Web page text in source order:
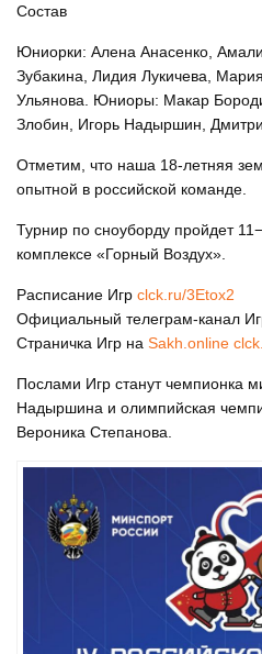
Состав
Юниорки: Алена Анасенко,
Зубакина, Лидия Лукичева,
Ульянова. Юниоры: Макар
Злобин, Игорь Надыршин,
Отметим, что наша 18-летняя
опытной в российской команде.
Турнир по сноуборду пройдет
комплексе «Горный Воздух».
Расписание Игр clck.ru/3Etox2
Официальный телеграм-канал
Страничка Игр на Sakh.online
Послами Игр станут чемпионка
Надыршина и олимпийская
Вероника Степанова.